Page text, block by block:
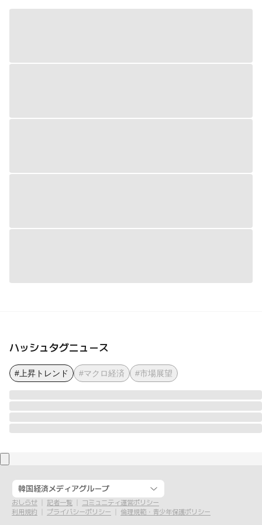
ハッシュタグニュース
#上昇トレンド #マクロ経済 #市場展望
韓国経済メディアグループ
おしらせ 記者一覧
コミュニティ運営ポリシー
利用規約
プライバシーポリシー
倫理規範・青少年保護ポリシー